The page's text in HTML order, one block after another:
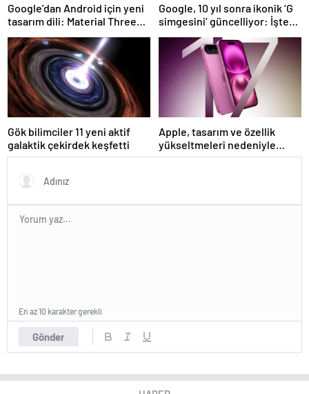
Google’dan Android için yeni
tasarım dili: Material Three
Expressive
Google, 10 yıl sonra ikonik ‘G
simgesini’ güncelliyor: İşte
yeni tasarım
Gök bilimciler 11 yeni aktif
galaktik çekirdek keşfetti
Apple, tasarım ve özellik
yükseltmeleri nedeniyle
iPhone 17 fiyatlarını artırabilir
Gönder
En az 10 karakter gerekli